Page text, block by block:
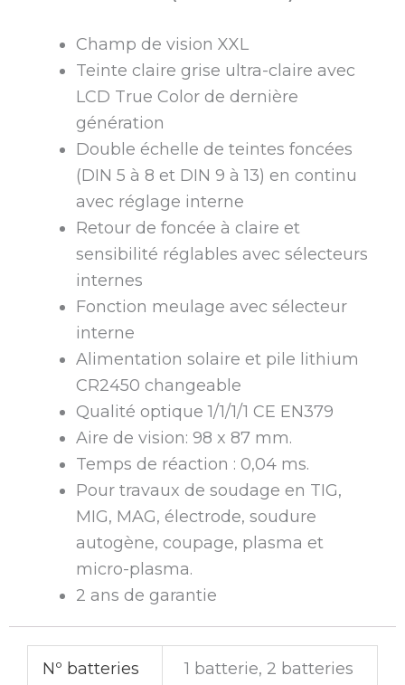
Champ de vision XXL
Teinte claire grise ultra-claire avec
LCD True Color de dernière
génération
Double échelle de teintes foncées
(DIN 5 à 8 et DIN 9 à 13) en continu
avec réglage interne
Retour de foncée à claire et
sensibilité réglables avec sélecteurs
internes
Fonction meulage avec sélecteur
interne
Alimentation solaire et pile lithium
CR2450 changeable
Qualité optique 1/1/1/1 CE EN379
Aire de vision: 98 x 87 mm.
Temps de réaction : 0,04 ms.
Pour travaux de soudage en TIG,
MIG, MAG, électrode, soudure
autogène, coupage, plasma et
micro-plasma.
2 ans de garantie
Nº batteries 1 batterie, 2 batteries